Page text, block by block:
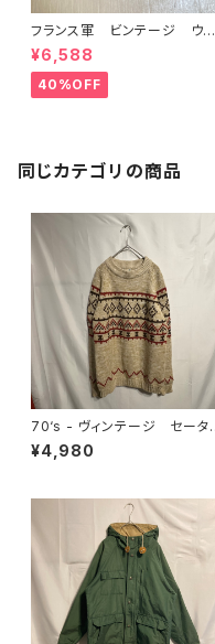
フランス軍 ビンテージ ウー
ルコート Pコート
¥6,588
40%OFF
同じカテゴリの商品
70‘s - ヴィンテージ セータ
ー ニット ノルディック
¥4,980